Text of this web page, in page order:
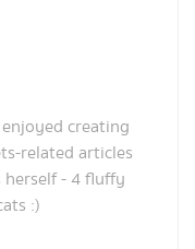
creating
related articles
herself - 4 fluffy
:)